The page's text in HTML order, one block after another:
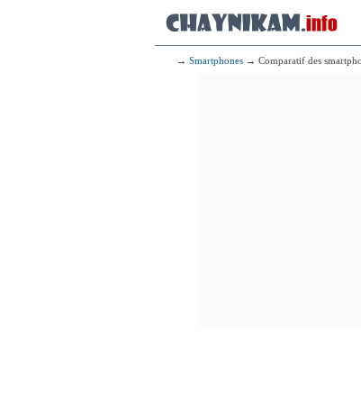
→ Smartphones → Comparatif des